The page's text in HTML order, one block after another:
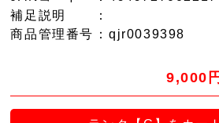
補足説明
：
商品管理番号 ：qjr0039398
9,000